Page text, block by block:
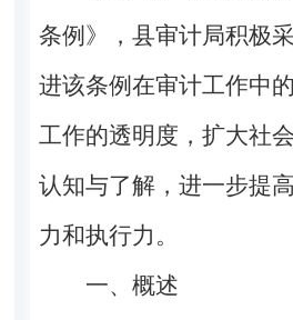
条例》，县审计局积极
进该条例在审计工作中
工作的透明度，扩大社
认知与了解，进一步提
力和执行力。
一、概述